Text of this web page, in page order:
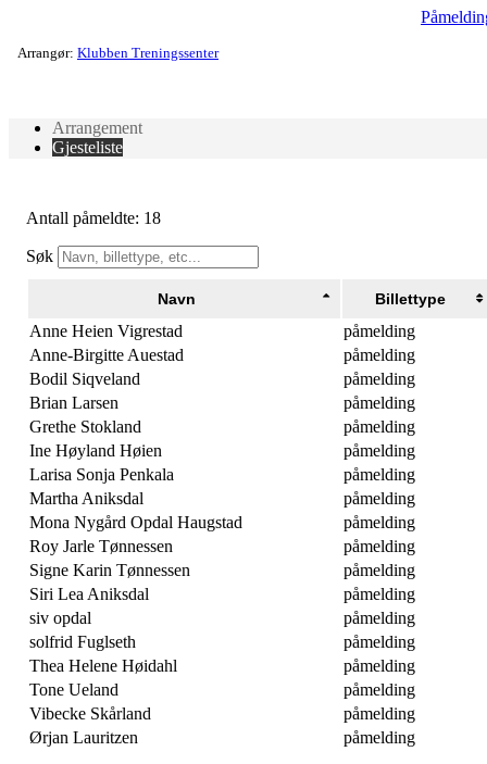
Arrangør: Klubben Treningssenter
Arrangement
Gjesteliste
Antall påmeldte: 18
Søk
Navn Billettype
Anne Heien Vigrestad
påmelding
Anne-Birgitte Auestad
påmelding
Bodil Siqveland
påmelding
Brian Larsen
påmelding
Grethe Stokland
påmelding
Ine Høyland Høien
påmelding
Larisa Sonja Penkala
påmelding
Martha Aniksdal
påmelding
Mona Nygård Opdal Haugstad
påmelding
Roy Jarle Tønnessen
påmelding
Signe Karin Tønnessen
påmelding
Siri Lea Aniksdal
påmelding
siv opdal
påmelding
solfrid Fuglseth
påmelding
Thea Helene Høidahl
påmelding
Tone Ueland
påmelding
Vibecke Skårland
påmelding
Ørjan Lauritzen
påmelding